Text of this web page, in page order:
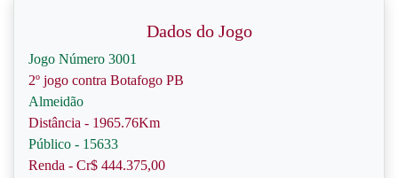
Dados do Jogo
Jogo Número 3001
2º jogo contra Botafogo PB
Almeidão
Distância - 1965.76Km
Público - 15633
Renda - Cr$ 444.375,00